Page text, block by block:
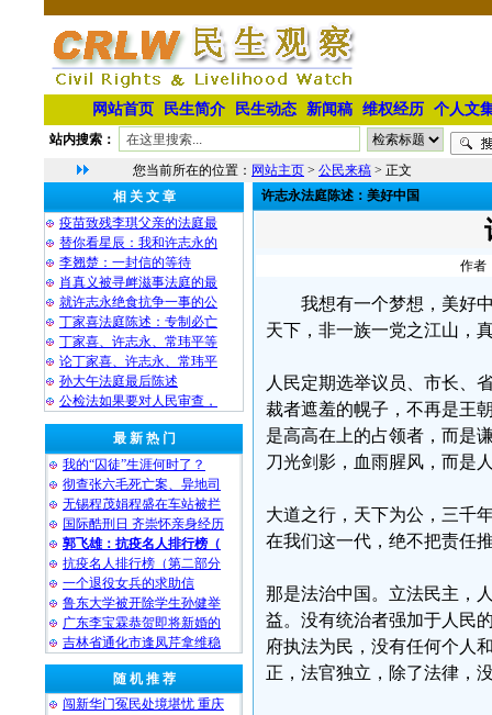
网站首页 民生简介 民生动态 新闻稿 维权经历 个人文
站内搜索：
您当前所在的位置： 网站主页 > 公民来稿 > 正文
相 关 文 章
疫苗致残李琪父亲的法庭最
替你看星辰：我和许志永的
李翘楚：一封信的等待
肖真义被寻衅滋事法庭的最
就许志永绝食抗争一事的公
丁家喜法庭陈述：专制必亡
丁家喜、许志永、常玮平等
论丁家喜、许志永、常玮平
孙大午法庭最后陈述
公检法如果要对人民审查，
最 新 热 门
我的“囚徒”生涯何时了？
彻查张六毛死亡案、异地司
无锡程茂娟程盛在车站被拦
国际酷刑日 齐崇怀亲身经历
郭飞雄：抗疫名人排行榜（
抗疫名人排行榜（第二部分
一个退役女兵的求助信
鲁东大学被开除学生孙健举
广东李宝霖恭贺即将新婚的
吉林省通化市逢凤芹拿维稳
随 机 推 荐
闯新华门冤民处境堪忧 重庆
许志永法庭陈述：美好中国
作者
我想有一个梦想，美好
天下，非一族一党之江山，
人民定期选举议员、市长、
裁者遮羞的幌子，不再是王
是高高在上的占领者，而是
刀光剑影，血雨腥风，而是
大道之行，天下为公，三千
在我们这一代，绝不把责任
那是法治中国。立法民主，
益。没有统治者强加于人民
府执法为民，没有任何个人
正，法官独立，除了法律，